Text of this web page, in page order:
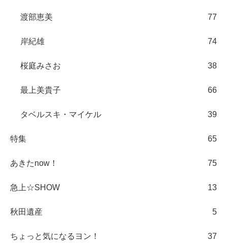
渡部恵美 77
岸紀雄 74
桜庭みさお 38
最上美貴子 66
タベルスキ・マイケル 39
特集 65
あきたnow！ 75
急上☆SHOW 13
秋田遺産 5
ちょっと気になるヨン！ 37